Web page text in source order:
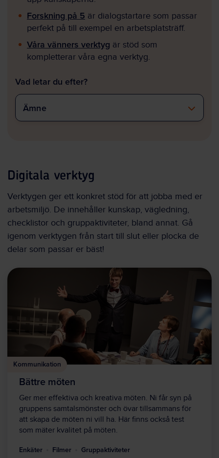
Forskning på 5 är dialogstartare som passar
perfekt på till exempel en arbetsplatsträff.
Våra vänners verktyg är stöd som
kompletterar våra egna verktyg.
Vad letar du efter?
Ämne
Digitala verktyg
Verktygen ger ett konkret stöd för att jobba med er
arbetsmiljö. De innehåller kunskap, vägledning,
checklistor och gruppaktiviteter, bland annat. Gå
igenom verktygen från start till slut eller plocka de
delar som passar er bäst!
Kommunikation
Bättre möten
Ger mer effektiva och kreativa möten. Ni får syn på
gruppens samtalsmönster och övar tillsammans för
att skapa de möten ni vill ha. Här finns också test
som mäter kvalitet på möten.
Enkäter Filmer Gruppaktiviteter